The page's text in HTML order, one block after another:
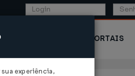
EXTERIOR PORTAIS
experiência,